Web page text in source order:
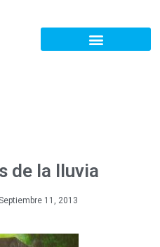
de la lluvia
11, 2013